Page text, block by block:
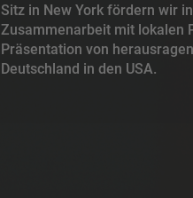
Sitz in New York fördern wir in
Zusammenarbeit mit lokalen
Präsentation von
Deutschland in den USA.